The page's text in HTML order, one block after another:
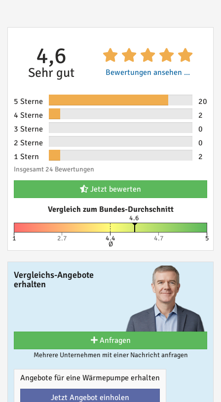
4,6
Sehr gut Bewertungen ansehen ...
5 Sterne
20
4 Sterne
2
3 Sterne
0
2 Sterne
0
1 Stern
2
Insgesamt 24 Bewertungen
Jetzt bewerten
Vergleich zum Bundes-Durchschnitt
4.6
1 2.7 4.4
Ø
4.7 5
Vergleichs-Angebote
erhalten
Anfragen
Mehrere Unternehmen mit einer Nachricht anfragen
Angebote für eine Wärmepumpe erhalten
Jetzt Angebot einholen